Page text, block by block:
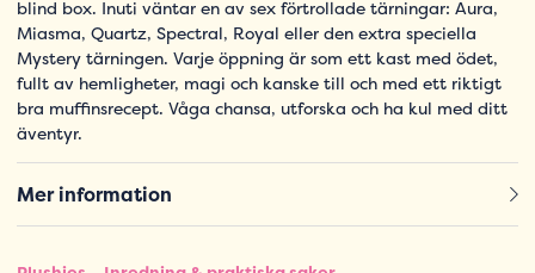
blind box. Inuti väntar en av sex förtrollade tärningar: Aura,
Miasma, Quartz, Spectral, Royal eller den extra speciella
Mystery tärningen. Varje öppning är som ett kast med ödet,
fullt av hemligheter, magi och kanske till och med ett riktigt
bra muffinsrecept. Våga chansa, utforska och ha kul med ditt
äventyr.
Mer information